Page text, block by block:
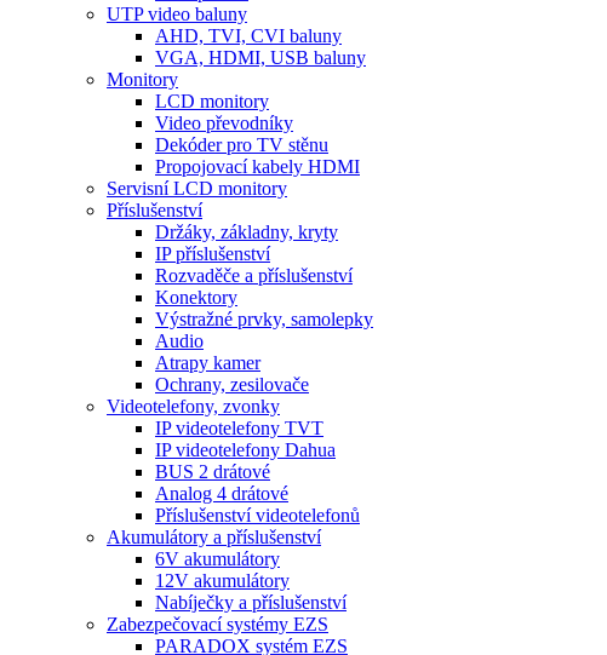
UTP video baluny
AHD, TVI, CVI baluny
VGA, HDMI, USB baluny
Monitory
LCD monitory
Video převodníky
Dekóder pro TV stěnu
Propojovací kabely HDMI
Servisní LCD monitory
Příslušenství
Držáky, základny, kryty
IP příslušenství
Rozvaděče a příslušenství
Konektory
Výstražné prvky, samolepky
Audio
Atrapy kamer
Ochrany, zesilovače
Videotelefony, zvonky
IP videotelefony TVT
IP videotelefony Dahua
BUS 2 drátové
Analog 4 drátové
Příslušenství videotelefonů
Akumulátory a příslušenství
6V akumulátory
12V akumulátory
Nabíječky a příslušenství
Zabezpečovací systémy EZS
PARADOX systém EZS